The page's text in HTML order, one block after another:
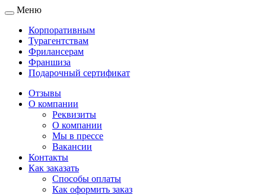
Toggle
navigation
Меню
Корпоративным
Турагентствам
Фрилансерам
Франшиза
Подарочный сертификат
Отзывы
О компании
Реквизиты
О компании
Мы в прессе
Вакансии
Контакты
Как заказать
Способы оплаты
Как оформить заказ